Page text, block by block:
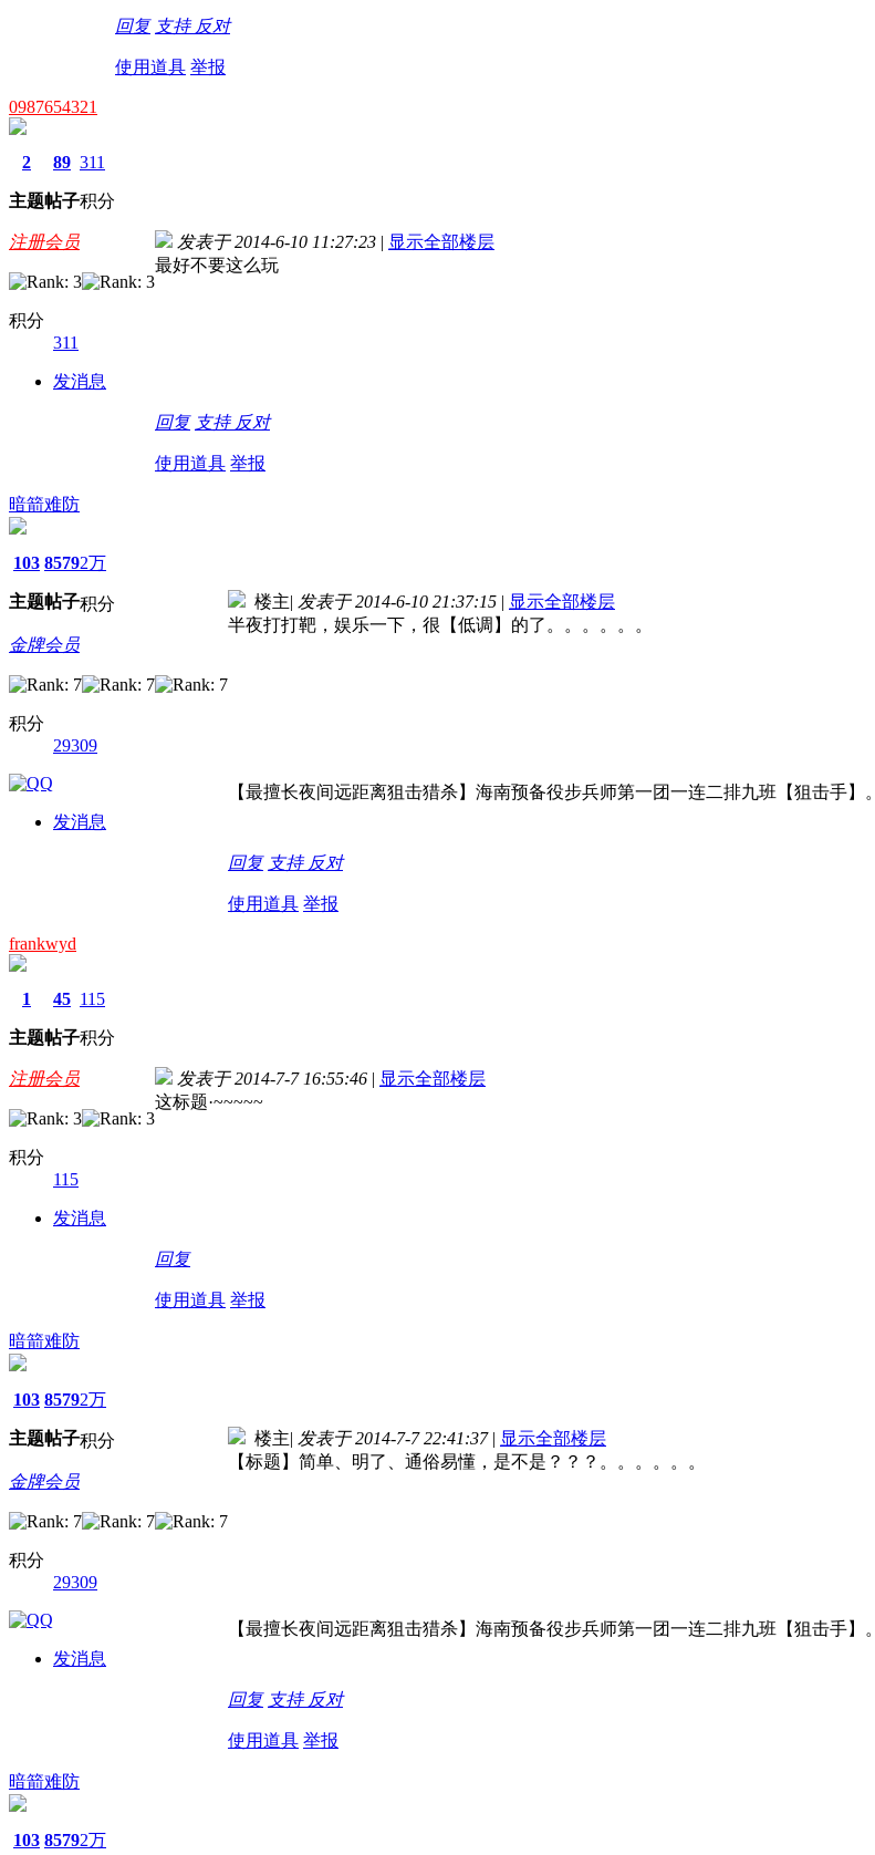
回复 支持 反对
使用道具 举报
0987654321
2
主题
89
帖子
311
积分
注册会员
积分
311
发消息
发表于 2014-6-10 11:27:23 | 显示全部楼层
最好不要这么玩
回复 支持 反对
使用道具 举报
暗箭难防
103
主题
8579
帖子
2万
积分
金牌会员
积分
29309
发消息
楼主| 发表于 2014-6-10 21:37:15 | 显示全部楼层
半夜打打靶，娱乐一下，很【低调】的了。。。。。。
【最擅长夜间远距离狙击猎杀】海南预备役步兵师第一团一连二排九班【狙击手】。
回复 支持 反对
使用道具 举报
frankwyd
1
主题
45
帖子
115
积分
注册会员
积分
115
发消息
发表于 2014-7-7 16:55:46 | 显示全部楼层
这标题·~~~~~
回复
使用道具 举报
暗箭难防
103
主题
8579
帖子
2万
积分
金牌会员
积分
29309
发消息
楼主| 发表于 2014-7-7 22:41:37 | 显示全部楼层
【标题】简单、明了、通俗易懂，是不是？？？。。。。。。
【最擅长夜间远距离狙击猎杀】海南预备役步兵师第一团一连二排九班【狙击手】。
回复 支持 反对
使用道具 举报
暗箭难防
103 85792万